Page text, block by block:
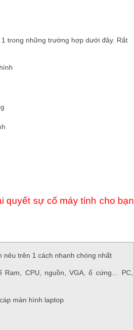
trong những trường hợp dưới đây. Rất
quyết sự cố máy tính cho bạn
nêu trên 1 cách nhanh chóng nhất
CPU, nguồn, VGA, ổ cứng… PC,
màn hình laptop